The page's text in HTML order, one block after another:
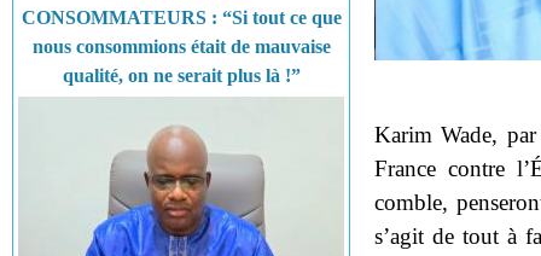
CONSOMMATEURS : “Si tout ce que
nous consommions était de mauvaise
qualité, on ne serait plus là !”
Karim Wade,
France contre
comble,
s’agit de tout à